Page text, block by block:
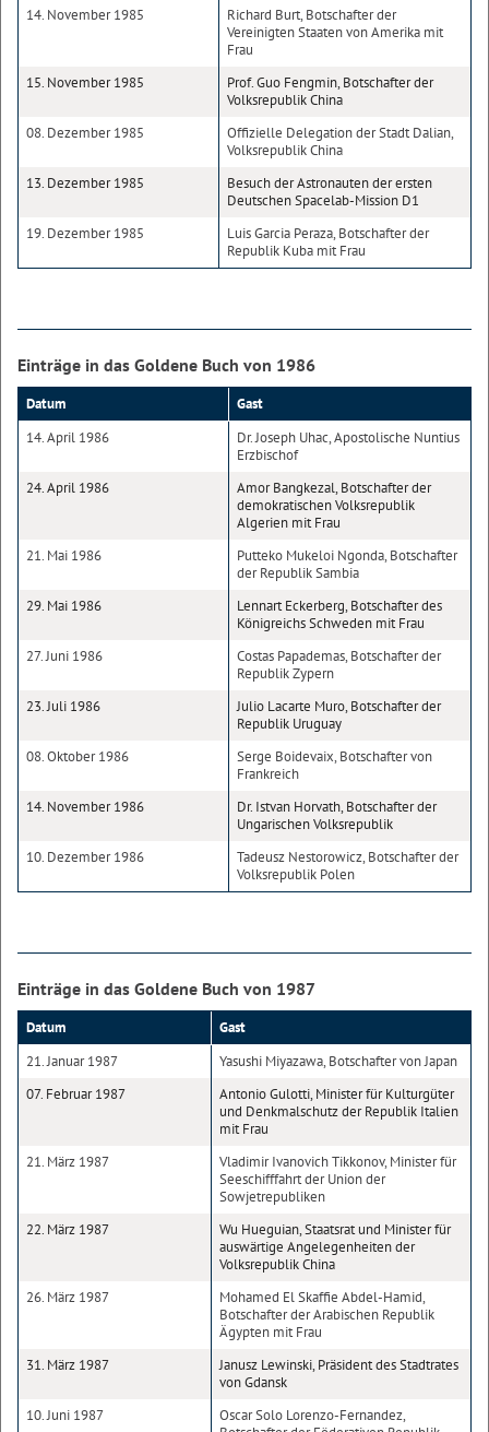
14. November 1985
Richard Burt, Botschafter der
Vereinigten Staaten von Amerika mit
Frau
15. November 1985
Prof. Guo Fengmin, Botschafter der
Volksrepublik China
08. Dezember 1985
Offizielle Delegation der Stadt Dalian,
Volksrepublik China
13. Dezember 1985
Besuch der Astronauten der ersten
Deutschen Spacelab-Mission D1
19. Dezember 1985
Luis Garcia Peraza, Botschafter der
Republik Kuba mit Frau
Einträge in das Goldene Buch von 1986
Datum
Gast
14. April 1986
Dr. Joseph Uhac, Apostolische Nuntius
Erzbischof
24. April 1986
Amor Bangkezal, Botschafter der
demokratischen Volksrepublik
Algerien mit Frau
21. Mai 1986
Putteko Mukeloi Ngonda, Botschafter
der Republik Sambia
29. Mai 1986
Lennart Eckerberg, Botschafter des
Königreichs Schweden mit Frau
27. Juni 1986
Costas Papademas, Botschafter der
Republik Zypern
23. Juli 1986
Julio Lacarte Muro, Botschafter der
Republik Uruguay
08. Oktober 1986
Serge Boidevaix, Botschafter von
Frankreich
14. November 1986
Dr. Istvan Horvath, Botschafter der
Ungarischen Volksrepublik
10. Dezember 1986
Tadeusz Nestorowicz, Botschafter der
Volksrepublik Polen
Einträge in das Goldene Buch von 1987
Datum
Gast
21. Januar 1987
Yasushi Miyazawa, Botschafter von Japan
07. Februar 1987
Antonio Gulotti, Minister für Kulturgüter
und Denkmalschutz der Republik Italien
mit Frau
21. März 1987
Vladimir Ivanovich Tikkonov, Minister für
Seeschifffahrt der Union der
Sowjetrepubliken
22. März 1987
Wu Hueguian, Staatsrat und Minister für
auswärtige Angelegenheiten der
Volksrepublik China
26. März 1987
Mohamed El Skaffie Abdel-Hamid,
Botschafter der Arabischen Republik
Ägypten mit Frau
31. März 1987
Janusz Lewinski, Präsident des Stadtrates
von Gdansk
10. Juni 1987
Oscar Solo Lorenzo-Fernandez,